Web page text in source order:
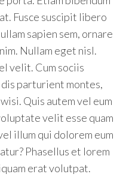
Fusce suscipit libero
sapien sem, ornare
Nullam eget nisl.
velit. Cum sociis
parturient montes,
Quis autem vel eum
velit esse quam
illum qui dolorem eum
Phasellus et lorem
erat volutpat.